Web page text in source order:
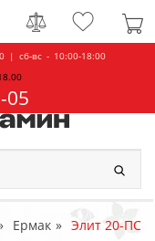
| сб-вс - 10:00-18:00
05
Ермак Элит 20-ПС